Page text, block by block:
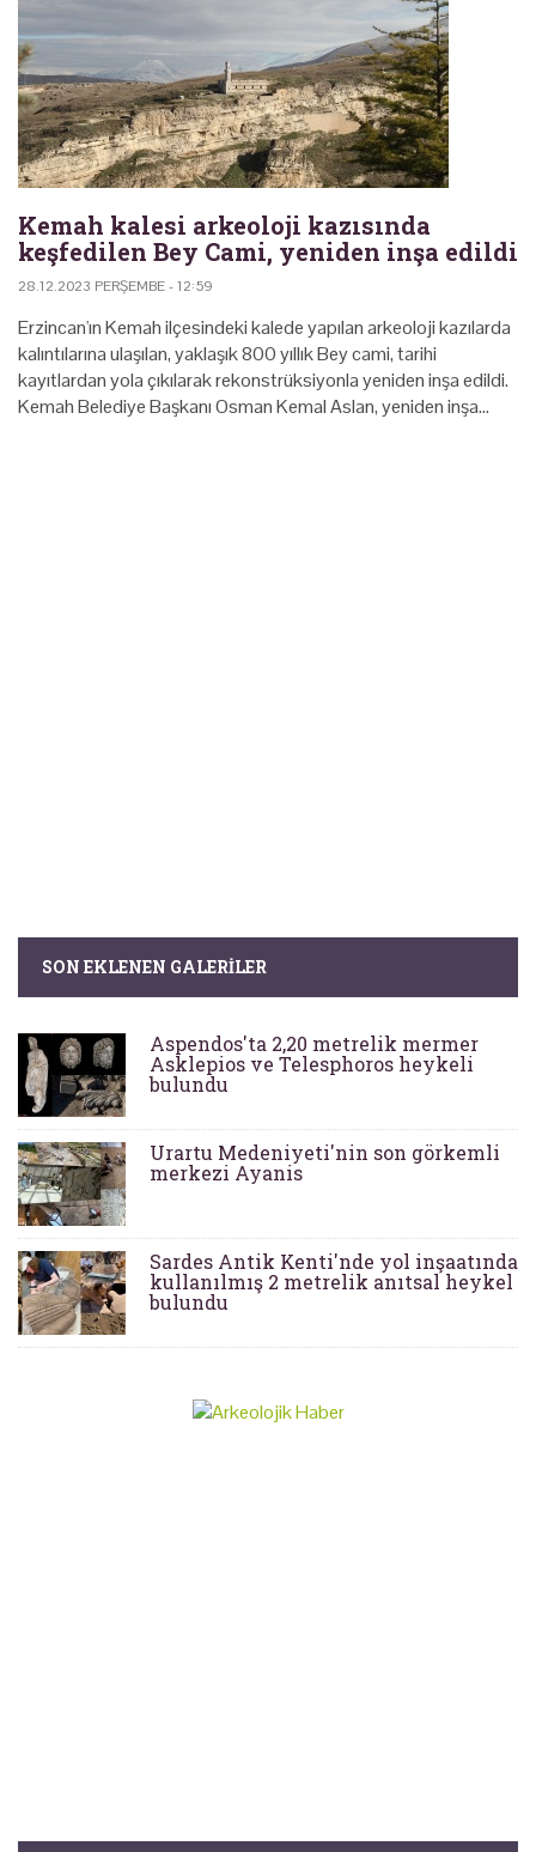
Kemah kalesi arkeoloji kazısında
keşfedilen Bey Cami, yeniden inşa edildi
28.12.2023 PERŞEMBE - 12:59
Erzincan'ın Kemah ilçesindeki kalede yapılan arkeoloji kazılarda
kalıntılarına ulaşılan, yaklaşık 800 yıllık Bey cami, tarihi
kayıtlardan yola çıkılarak rekonstrüksiyonla yeniden inşa edildi.
Kemah Belediye Başkanı Osman Kemal Aslan, yeniden inşa…
SON EKLENEN GALERILER
Aspendos'ta 2,20 metrelik mermer
Asklepios ve Telesphoros heykeli
bulundu
Urartu Medeniyeti'nin son görkemli
merkezi Ayanis
Sardes Antik Kenti'nde yol inşaatında
kullanılmış 2 metrelik anıtsal heykel
bulundu